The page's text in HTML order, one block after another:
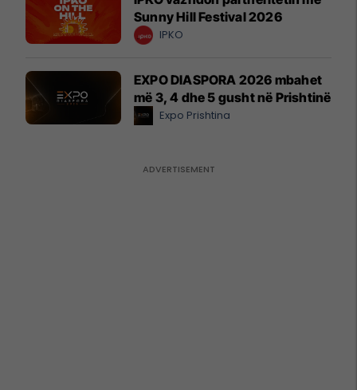
Sunny Hill Festival 2026
IPKO
EXPO DIASPORA 2026 mbahet
më 3, 4 dhe 5 gusht në Prishtinë
Expo Prishtina